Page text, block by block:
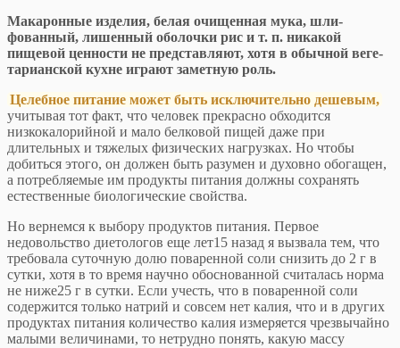
Макаронные изделия, белая очищенная мука, шли­
фованный, лишенный оболочки рис и т. п. никакой
пищевой ценности не представляют, хотя в обычной веге­
тарианской кухне играют заметную роль.
Целебное питание может быть исключительно де­шевым,
учитывая тот факт, что человек прекрасно об­ходится
низкокалорийной и мало белковой пищей даже при
длительных и тяжелых физических нагрузках. Но чтобы
добиться этого, он должен быть разумен и ду­ховно обогащен,
а потребляемые им продукты питания должны сохранять
естественные биологические свой­ства.
Но вернемся к выбору продуктов питания. Первое
недовольство диетологов еще лет15 назад я вызвала тем, что
требовала суточную долю поваренной соли снизить до 2 г в
сутки, хотя в то время научно обосно­ванной считалась норма
не ниже25 г в сутки. Если учесть, что в поваренной соли
содержится только натрий и совсем нет калия, что и в других
продуктах питания количество калия измеряется чрезвычайно
малыми ве­личинами, то нетрудно понять, какую массу